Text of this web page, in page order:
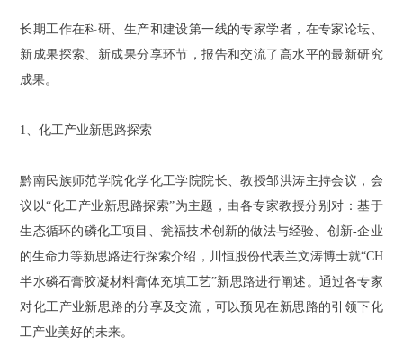
长期工作在科研、生产和建设第一线的专家学者，在专家论坛、
新成果探索、新成果分享环节，报告和交流了高水平的最新研究
成果。
1、化工产业新思路探索
黔南民族师范学院化学化工学院院长、教授邹洪涛主持会议，会
议以“化工产业新思路探索”为主题，由各专家教授分别对：基于
生态循环的磷化工项目、瓮福技术创新的做法与经验、创新-企业
的生命力等新思路进行探索介绍，川恒股份代表兰文涛博士就“CH
半水磷石膏胶凝材料膏体充填工艺”新思路进行阐述。通过各专家
对化工产业新思路的分享及交流，可以预见在新思路的引领下化
工产业美好的未来。